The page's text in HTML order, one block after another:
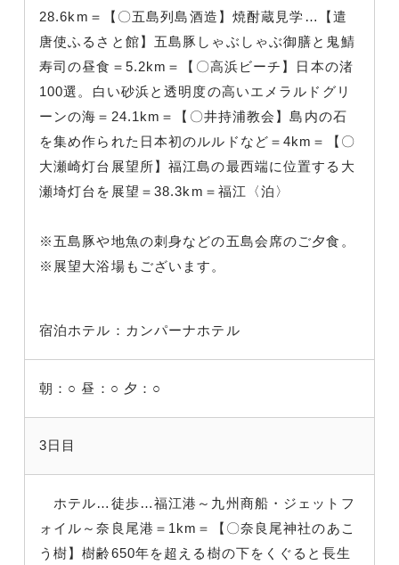
28.6km＝【〇五島列島酒造】焼酎蔵見学…【遣
唐使ふるさと館】五島豚しゃぶしゃぶ御膳と鬼鯖
寿司の昼食＝5.2km＝【〇高浜ビーチ】日本の渚
100選。白い砂浜と透明度の高いエメラルドグリ
ーンの海＝24.1km＝【〇井持浦教会】島内の石
を集め作られた日本初のルルドなど＝4km＝【〇
大瀬崎灯台展望所】福江島の最西端に位置する大
瀬埼灯台を展望＝38.3km＝福江〈泊〉
※五島豚や地魚の刺身などの五島会席のご夕食。
※展望大浴場もございます。
宿泊ホテル：カンパーナホテル
朝：○ 昼：○ 夕：○
3日目
ホテル…徒歩…福江港～九州商船・ジェットフ
ォイル～奈良尾港＝1km＝【〇奈良尾神社のあこ
う樹】樹齢650年を超える樹の下をくぐると長生